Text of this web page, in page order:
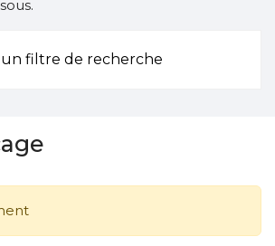
filtre de recherche